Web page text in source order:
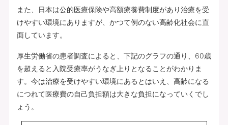
また、日本は公的医療保険や高額療養費制度があり治療を受
けやすい環境にありますが、かつて例のない高齢化社会に直
面しています。
厚生労働省の患者調査によると、下記のグラフの通り、60歳
を超えると入院受療率がうなぎ上りとなることがわかりま
す。今は治療を受けやすい環境にあるとはいえ、高齢になる
につれて医療費の自己負担額は大きな負担になっていくでし
ょう。